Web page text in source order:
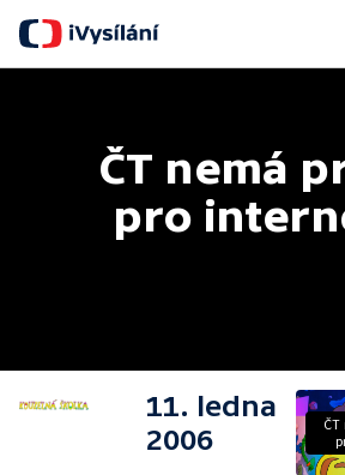
ČT nemá
pro
11. ledna
2006